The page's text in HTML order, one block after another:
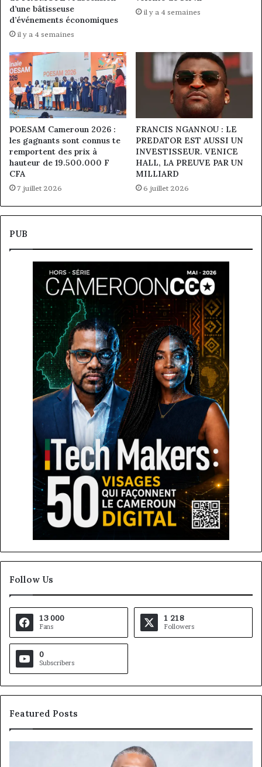
d’une bâtisseuse
d’événements économiques
il y a 4 semaines
il y a 4 semaines
POESAM Cameroun 2026 :
les gagnants sont connus te
remportent des prix à
hauteur de 19.500.000 F
CFA
7 juillet 2026
FRANCIS NGANNOU : LE
PREDATOR EST AUSSI UN
INVESTISSEUR. VENICE
HALL, LA PREUVE PAR UN
MILLIARD
6 juillet 2026
PUB
Follow Us
13 000
Fans
1 218
Followers
0
Subscribers
Featured Posts